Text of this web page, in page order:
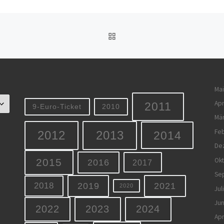
9-Euro-Ticket 2010 2011
2012 2013 2014
2015 2016 2017
2018 2019 2020 2021
2022 2023 2024